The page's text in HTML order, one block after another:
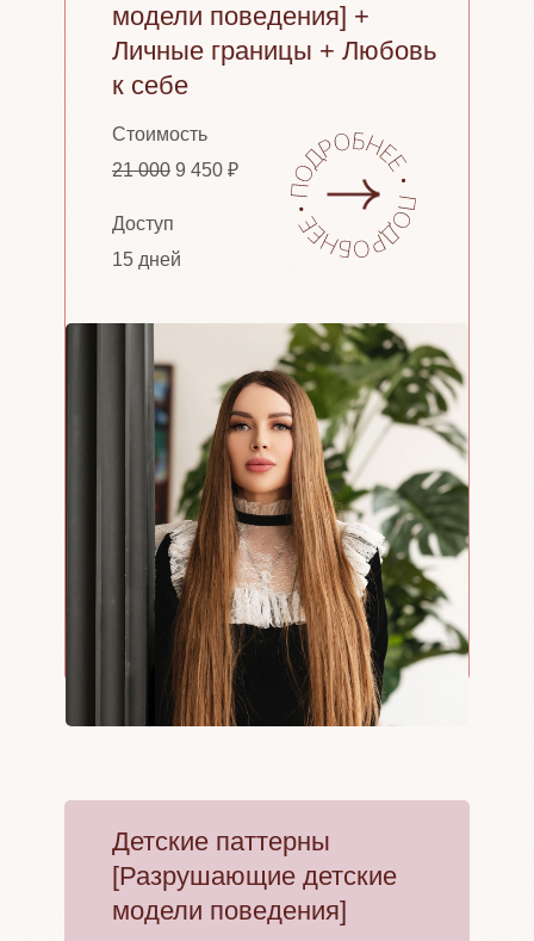
Стоимость
модели поведения] +
Личные границы + Любовь
к себе
Доступ
Детские паттерны
[Разрушающие детские
модели поведения]
15 дней
21 000 9 450 ₽